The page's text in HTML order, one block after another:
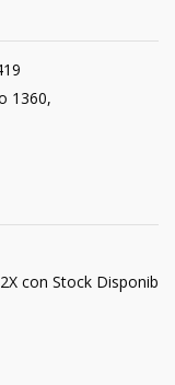
1360,
con Stock Disponib